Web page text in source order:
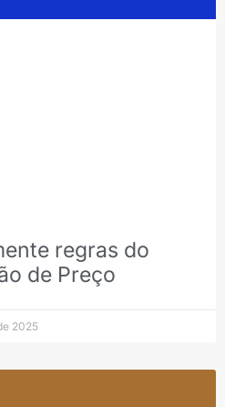
regras do
de Preço
2025